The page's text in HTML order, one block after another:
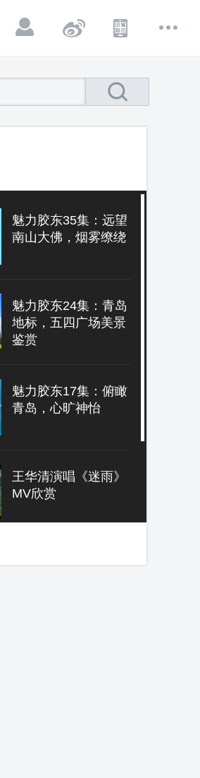
魅力胶东35集：远望
南山大佛，烟雾缭绕
魅力胶东24集：青岛
地标，五四广场美景
鉴赏
魅力胶东17集：俯瞰
青岛，心旷神怡
王华清演唱《迷雨》
MV欣赏
歌曲《老师不老》现